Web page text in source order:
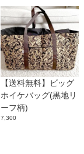
【送料無料】ビッグ
ホイケバッグ(黒地リ
ーフ柄)
7,300